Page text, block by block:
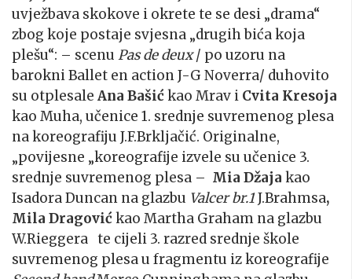
uvježbava skokove i okrete te se desi „drama“
zbog koje postaje svjesna „drugih bića koja
plešu“: – scenu Pas de deux/ po uzoru na
barokni Ballet en action J-G Noverra/ duhovito
su otplesale Ana Bašićkao Mrav i Cvita Kresoja
kao Muha, učenice 1. srednje suvremenog plesa
na koreografiju J.F.Brkljačić. Originalne,
„povijesne „koreografije izvele su učenice 3.
srednje suvremenog plesa – Mia Džaja kao
Isadora Duncan na glazbu Valcer br.1J.Brahmsa,
Mila Dragovićkao Martha Graham na glazbu
W.Rieggera te cijeli 3. razred srednje škole
suvremenog plesa u fragmentu iz koreografije